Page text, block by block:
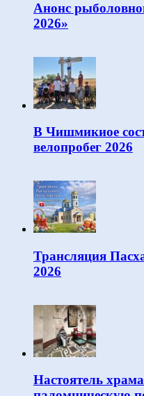
Анонс
2026»
В Чишмикиое
велопробег 2026
Трансляция
2026
Настоятель